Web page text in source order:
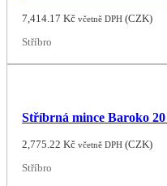
7,414.17Kč včetně DPH (CZK)
Stříbro
Stříbrná mince Baroko
2,775.22Kč včetně DPH (CZK)
Stříbro